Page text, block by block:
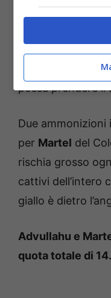
stagione. Un
quello che passa
prima giornata di
possa prendere il
Due ammonizioni
per Martel del
rischia grosso
cattivi dell’intero
giallo è dietro
Advullahu e
quota totale di